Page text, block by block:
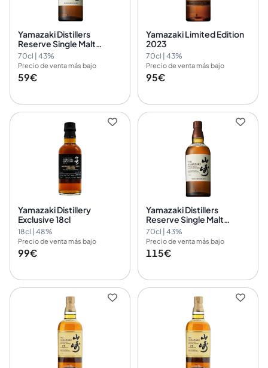
Yamazaki Distillers
Reserve Single Malt
Whisky
70cl | 43%
Precio de venta más bajo
59€
Yamazaki Limited Edition
2023
70cl | 43%
Precio de venta más bajo
95€
Yamazaki Distillery
Exclusive 18cl
18cl | 48%
Precio de venta más bajo
99€
Yamazaki Distillers
Reserve Single Malt
Whisky (pre-2022)
70cl | 43%
Precio de venta más bajo
115€